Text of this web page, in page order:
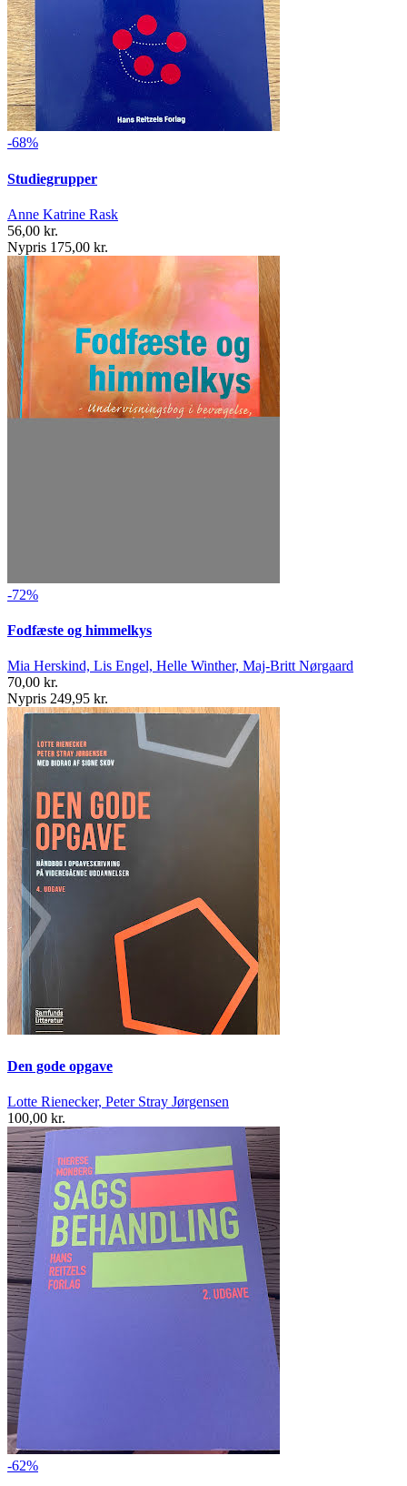
-68%
Studiegrupper
Anne Katrine Rask
56,00 kr.
Nypris 175,00 kr.
-72%
Fodfæste og himmelkys
Mia Herskind, Lis Engel, Helle Winther, Maj-Britt Nørgaard
70,00 kr.
Nypris 249,95 kr.
Den gode opgave
Lotte Rienecker, Peter Stray Jørgensen
100,00 kr.
-62%